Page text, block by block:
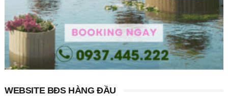
WEBSITE BĐS HÀNG ĐẦU